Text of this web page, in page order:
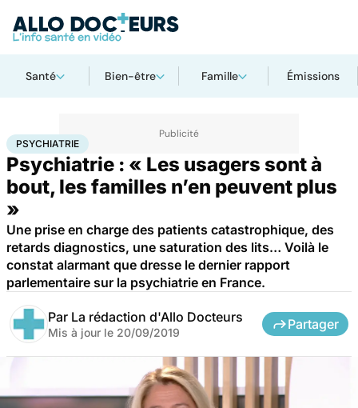
Santé Bien-être Famille Émissions
AccueilBien-être Psychiatrie
PSYCHIATRIE
Psychiatrie : « Les usagers sont à
bout, les familles n’en peuvent plus
»
Une prise en charge des patients catastrophique, des
retards diagnostics, une saturation des lits… Voilà le
constat alarmant que dresse le dernier rapport
parlementaire sur la psychiatrie en France.
Par La rédaction d'Allo Docteurs
Mis à jour le 20/09/2019
Partager